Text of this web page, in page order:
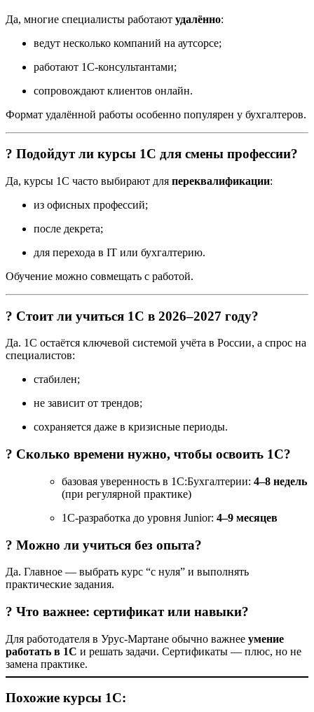
Да, многие специалисты работают удалённо:
ведут несколько компаний на аутсорсе;
работают 1С-консультантами;
сопровождают клиентов онлайн.
Формат удалённой работы особенно популярен у бухгалтеров.
? Подойдут ли курсы 1С для смены профессии?
Да, курсы 1С часто выбирают для переквалификации:
из офисных профессий;
после декрета;
для перехода в IT или бухгалтерию.
Обучение можно совмещать с работой.
? Стоит ли учиться 1С в 2026–2027 году?
Да. 1С остаётся ключевой системой учёта в России, а спрос на
специалистов:
стабилен;
не зависит от трендов;
сохраняется даже в кризисные периоды.
? Сколько времени нужно, чтобы освоить 1С?
базовая уверенность в 1С:Бухгалтерии: 4–8 недель
(при регулярной практике)
1С-разработка до уровня Junior: 4–9 месяцев
? Можно ли учиться без опыта?
Да. Главное — выбрать курс “с нуля” и выполнять
практические задания.
? Что важнее: сертификат или навыки?
Для работодателя в Урус-Мартане обычно важнее умение
работать в 1С и решать задачи. Сертификаты — плюс, но не
замена практике.
Похожие курсы 1С: